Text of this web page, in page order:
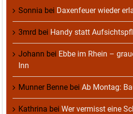
Sonnia bei Daxenfeuer wieder
3mrd bei Handy statt
Johann bei Ebbe im Rhein –
Inn
Munner Benne bei Ab Montag:
Kathrina bei Wer vermisst eine